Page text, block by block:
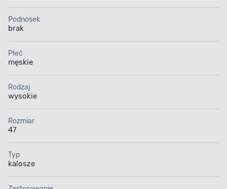
Podnosek
brak
Płeć
męskie
Rodzaj
wysokie
Rozmiar
47
Typ
kalosze